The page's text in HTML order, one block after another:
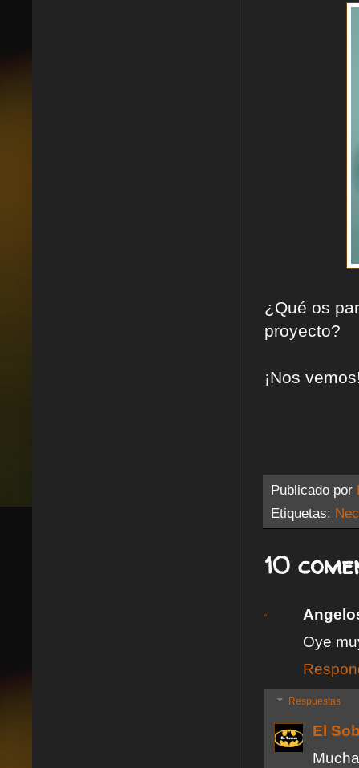
¿Qué os
proyecto?
¡Nos
Publicado por
Etiquetas:
10
Oye
Respuestas
El